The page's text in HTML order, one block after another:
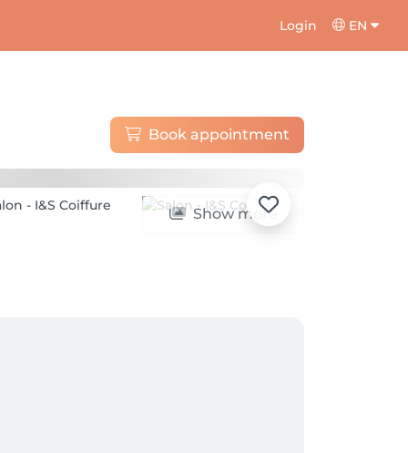
Login EN
Book appointment
Show more